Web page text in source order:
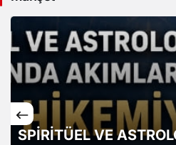
SPİRİTÜEL VE